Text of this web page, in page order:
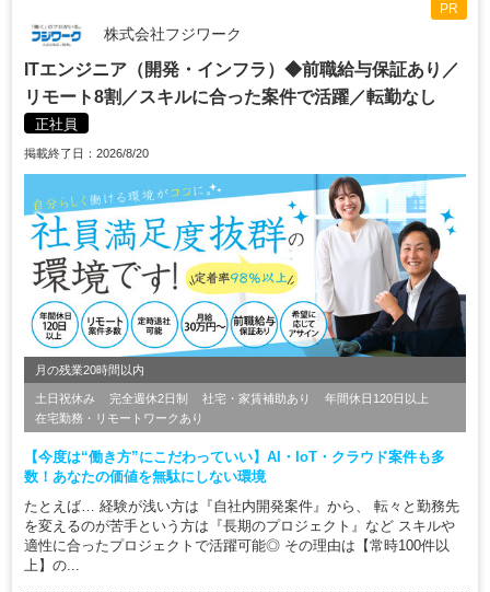
株式会社フジワーク
ITエンジニア（開発・インフラ）◆前職給与保証あり／
リモート8割／スキルに合った案件で活躍／転勤なし
正社員
掲載終了日：2026/8/20
月の残業20時間以内
土日祝休み 完全週休2日制 社宅・家賃補助あり
年間休日120日以上
在宅勤務・リモートワークあり
【今度は“働き方”にこだわっていい】AI・IoT・クラウド案件も多
数！あなたの価値を無駄にしない環境
たとえば… 経験が浅い方は『自社内開発案件』から、 転々と勤務先
を変えるのが苦手という方は『長期のプロジェクト』など スキルや
適性に合ったプロジェクトで活躍可能◎ その理由は【常時100件以
上】の...
PR